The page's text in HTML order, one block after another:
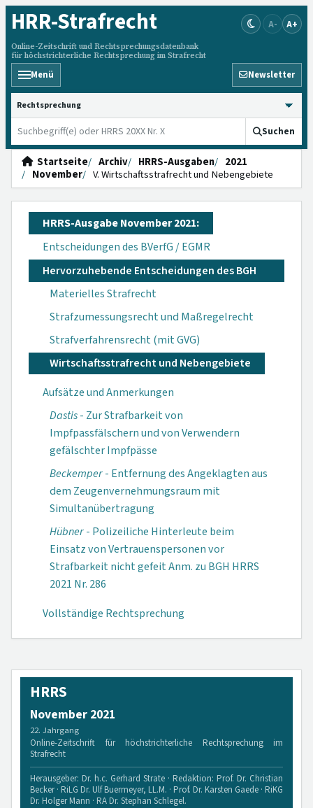
HRR-Strafrecht
Online-Zeitschrift und Rechtsprechungsdatenbank
für höchstrichterliche Rechtsprechung im Strafrecht
A- A+
Menü Newsletter
HRRS durchsuchen
Suchen
Startseite Archiv HRRS-Ausgaben
2021
November
V. Wirtschaftsstrafrecht und Nebengebiete
HRRS-Ausgabe November 2021:
Entscheidungen des BVerfG / EGMR
Hervorzuhebende Entscheidungen des BGH
Materielles Strafrecht
Strafzumessungsrecht und Maßregelrecht
Strafverfahrensrecht (mit GVG)
Wirtschaftsstrafrecht und Nebengebiete
Aufsätze und Anmerkungen
Dastis- Zur Strafbarkeit von
Impfpassfälschern und von Verwendern
gefälschter Impfpässe
Beckemper- Entfernung des Angeklagten aus
dem Zeugenvernehmungsraum mit
Simultanübertragung
Hübner- Polizeiliche Hinterleute beim
Einsatz von Vertrauenspersonen vor
Strafbarkeit nicht gefeit Anm. zu BGH HRRS
2021 Nr. 286
Vollständige Rechtsprechung
HRRS
November 2021
22. Jahrgang
Online-Zeitschrift für höchstrichterliche Rechtsprechung im
Strafrecht
Herausgeber: Dr. h.c. Gerhard Strate · Redaktion: Prof. Dr. Christian
Becker · RiLG Dr. Ulf Buermeyer, LL.M. · Prof. Dr. Karsten Gaede · RiKG
Dr. Holger Mann · RA Dr. Stephan Schlegel.